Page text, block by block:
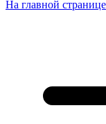
На главной странице